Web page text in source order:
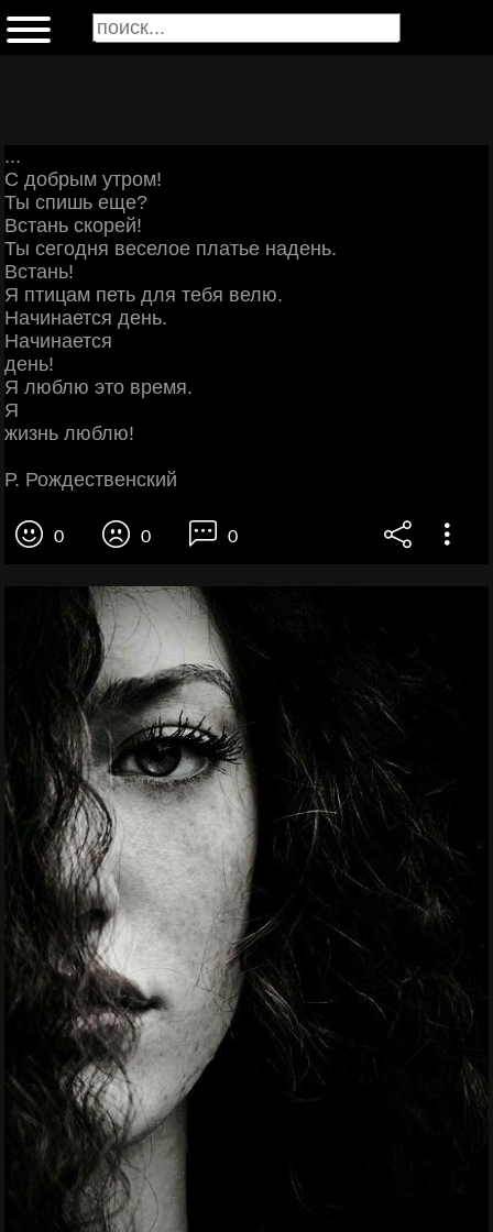
...
С добрым утром!
Ты спишь еще?
Встань скорей!
Ты сегодня веселое платье надень.
Встань!
Я птицам петь для тебя велю.
Начинается день.
Начинается
день!
Я люблю это время.
Я
жизнь люблю!
Р. Рождественский
0 0 0